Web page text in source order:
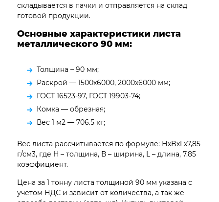
складывается в пачки и отправляется на склад
готовой продукции.
Основные характеристики листа
металлического 90 мм:
Толщина – 90 мм;
Раскрой — 1500х6000, 2000х6000 мм;
ГОСТ 16523-97, ГОСТ 19903-74;
Комка — обрезная;
Вес 1 м2 — 706.5 кг;
Вес листа рассчитывается по формуле: НхBхLх7,85
г/см3, где H – толщина, В – ширина, L – длина, 7.85
коэффициент.
Цена за 1 тонну листа толщиной 90 мм указана с
учетом НДС и зависит от количества, а так же